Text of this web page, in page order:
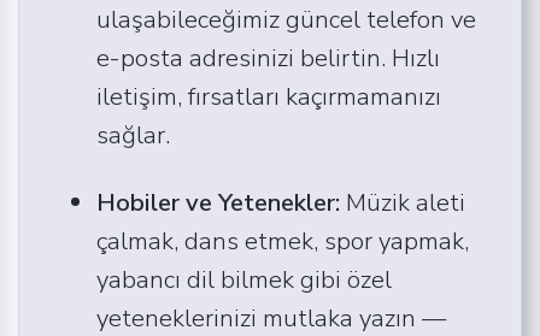
ulaşabileceğimiz güncel telefon ve
e-posta adresinizi belirtin. Hızlı
iletişim, fırsatları kaçırmamanızı
sağlar.
Hobiler ve Yetenekler: Müzik aleti
çalmak, dans etmek, spor yapmak,
yabancı dil bilmek gibi özel
yeteneklerinizi mutlaka yazın —